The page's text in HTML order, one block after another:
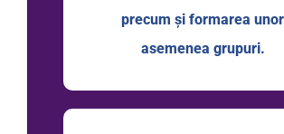
precum şi formarea unor
asemenea grupuri.